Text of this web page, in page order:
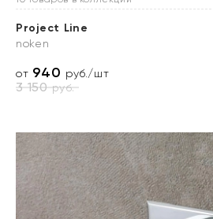
Project Line
noken
от 940 руб./шт
3 150руб.